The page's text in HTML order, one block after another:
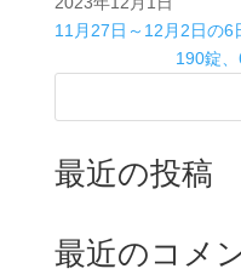
11月27日～12月2日の6
190錠
最近の投稿
最近のコメ